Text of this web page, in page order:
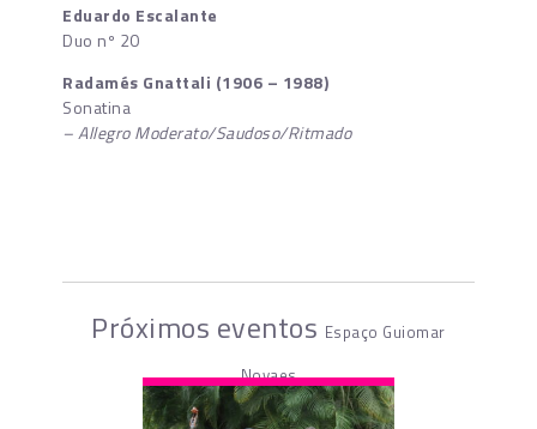
Eduardo Escalante
Duo nº 20
Radamés Gnattali (1906 – 1988)
Sonatina
– Allegro Moderato/Saudoso/Ritmado
Próximos eventos Espaço Guiomar
Novaes